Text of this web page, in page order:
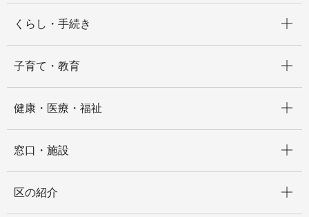
くらし・手続き
子育て・教育
健康・医療・福祉
窓口・施設
区の紹介